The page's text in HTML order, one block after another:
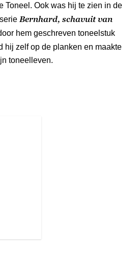
Toneel. Ook was hij te zien in de
Bernhard, schavuit van
hem geschreven toneelstuk
hij zelf op de planken en maakte
toneelleven.